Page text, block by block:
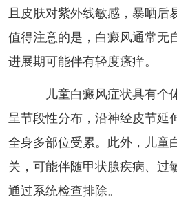
且皮肤对紫外线敏感，暴晒后
值得注意的是，白癜风通常无
进展期可能伴有轻度瘙痒。
儿童白癜风症状具有个
呈节段性分布，沿神经皮节延
全身多部位受累。此外，儿童
关，可能伴随甲状腺疾病、过
通过系统检查排除。